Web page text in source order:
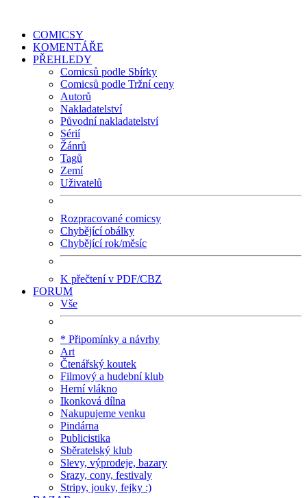
COMICSY
KOMENTÁŘE
PŘEHLEDY
Comicsů podle Sbírky
Comicsů podle Tržní ceny
Autorů
Nakladatelství
Původní nakladatelství
Sérií
Žánrů
Tagů
Zemí
Uživatelů
Rozpracované comicsy
Chybějící obálky
Chybějící rok/měsíc
K přečtení v PDF/CBZ
FORUM
Vše
* Připomínky a návrhy
Art
Čtenářský koutek
Filmový a hudební klub
Herní vlákno
Ikonková dílna
Nakupujeme venku
Pindárna
Publicistika
Sběratelský klub
Slevy, výprodeje, bazary
Srazy, cony, festivaly
Stripy, jouky, fejky :)